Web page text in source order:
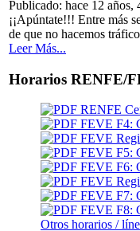
Publicado: hace 12 años,
¡¡Apúntate!!! Entre más
de que no hacemos
Leer Más...
Horarios RENFE/
RENFE
FEVE F4:
FEVE
FEVE F5:
FEVE F6:
FEVE
FEVE F7:
FEVE F8:
Otros horarios /